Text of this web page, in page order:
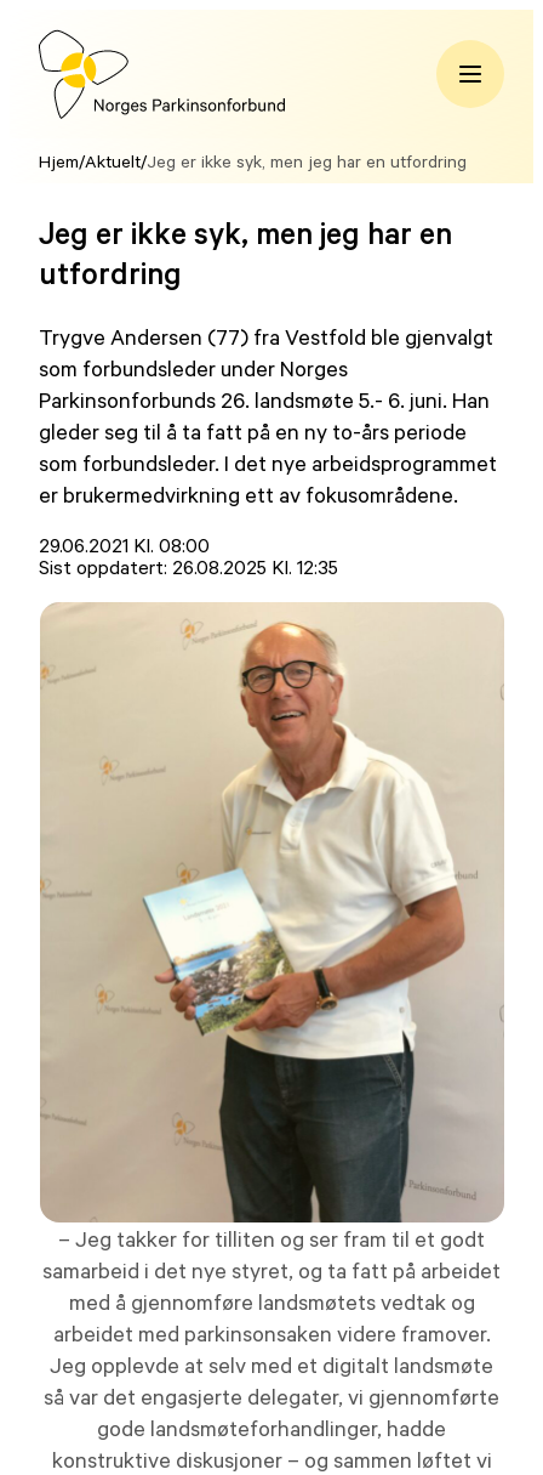
Hopp
innholdNorges
Hjem/Aktuelt/Jeg er ikke syk, men jeg har en utfordring
Jeg er ikke syk, men jeg har en
utfordring
Trygve Andersen (77) fra Vestfold ble gjenvalgt
som forbundsleder under Norges
Parkinsonforbunds 26. landsmøte 5.- 6. juni. Han
gleder seg til å ta fatt på en ny to-års periode
som forbundsleder. I det nye arbeidsprogrammet
er brukermedvirkning ett av fokusområdene.
Lagt
ut
29.06.2021 Kl. 08:00
Sist oppdatert: 26.08.2025 Kl. 12:35
– Jeg takker for tilliten og ser fram til et godt
samarbeid i det nye styret, og ta fatt på arbeidet
med å gjennomføre landsmøtets vedtak og
arbeidet med parkinsonsaken videre framover.
Jeg opplevde at selv med et digitalt landsmøte
så var det engasjerte delegater, vi gjennomførte
gode landsmøteforhandlinger, hadde
konstruktive diskusjoner – og sammen løftet vi